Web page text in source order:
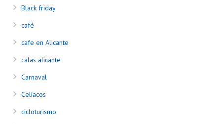
Black friday
café
cafe en Alicante
calas alicante
Carnaval
Celíacos
cicloturismo